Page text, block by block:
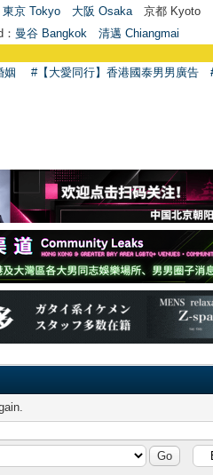
東京 Tokyo 大阪 Osaka 京都 Kyoto
曼谷 Bangkok
清邁 Chiangmai
姻 #【大愛同行】香港國泰男男廣告